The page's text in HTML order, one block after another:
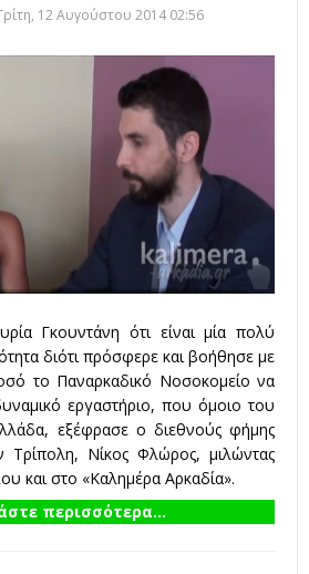
12 Αυγούστου 2014 02:56
Γκουντάνη ότι είναι μία πολύ
διότι πρόσφερε και βοήθησε με
το Παναρκαδικό Νοσοκομείο να
εργαστήριο, που όμοιο του
εξέφρασε ο διεθνούς φήμης
Τρίπολη, Νίκος Φλώρος, μιλώντας
και στο «Καλημέρα Αρκαδία».
περισσότερα...